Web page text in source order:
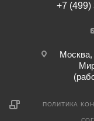
+7 (499)
ПОЛИТИКА